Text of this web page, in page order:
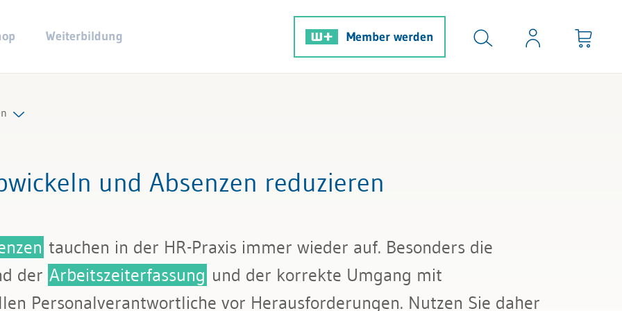
Weiterbildung Member werden
und Absenzen reduzieren
tauchen in der HR-Praxis immer wieder auf. Besonders die
der Arbeitszeiterfassung und der korrekte Umgang mit
Personalverantwortliche vor Herausforderungen. Nutzen Sie daher